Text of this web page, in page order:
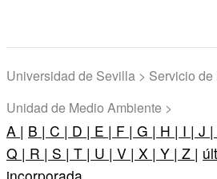
Universidad de Sevilla > Servicio de
Unidad de Medio Ambiente >
A | B | C | D | E | F | G | H | I | J |
Q | R | S | T | U | V | X | Y | Z |